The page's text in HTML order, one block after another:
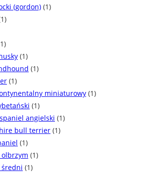
(gordon) (1)
(1)
(1)
(1)
miniaturowy (1)
(1)
angielski (1)
bull terrier (1)
(1)
(1)
średni (1)